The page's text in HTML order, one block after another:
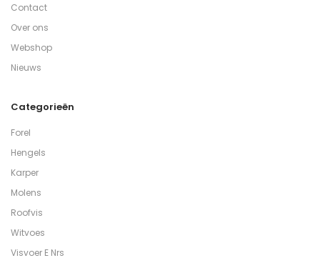
Contact
Over ons
Webshop
Nieuws
Categorieën
Forel
Hengels
Karper
Molens
Roofvis
Witvoes
Visvoer E Nrs